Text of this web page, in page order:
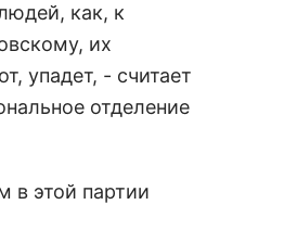
как, к
их
упадет, - считает
отделение
в этой партии